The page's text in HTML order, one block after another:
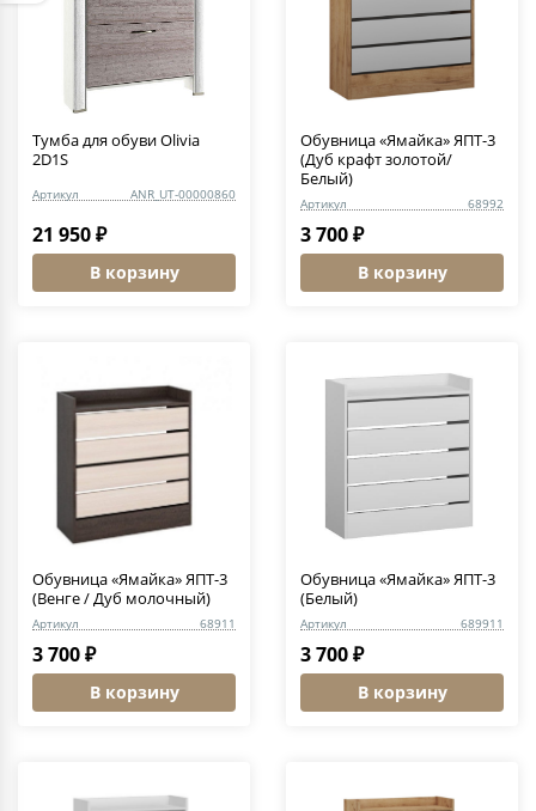
Тумба для обуви Olivia
2D1S
Артикул ANR_UT-00000860
21 950 ₽
В корзину
Обувница «Ямайка» ЯПТ-3
(Дуб крафт золотой/
Белый)
Артикул 68992
3 700 ₽
В корзину
Обувница «Ямайка» ЯПТ-3
(Венге / Дуб молочный)
Артикул 68911
3 700 ₽
В корзину
Обувница «Ямайка» ЯПТ-3
(Белый)
Артикул 689911
3 700 ₽
В корзину